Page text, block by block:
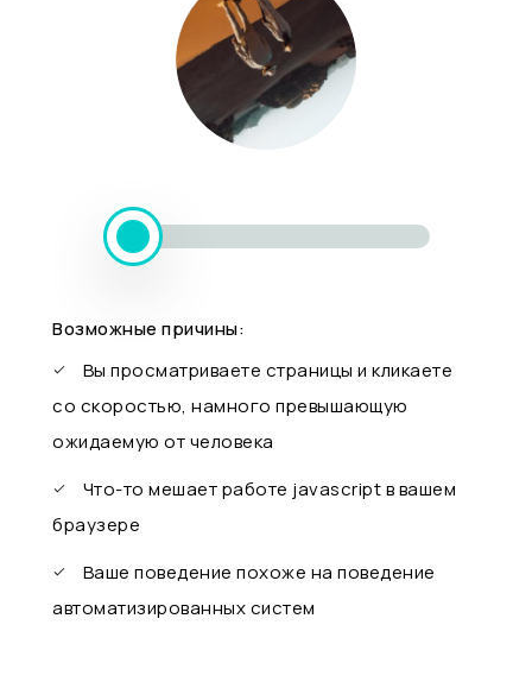
Возможные причины:
Вы просматриваете страницы и кликаете
со скоростью, намного превышающую
ожидаемую от человека
Что-то мешает работе javascript в вашем
браузере
Ваше поведение похоже на поведение
автоматизированных систем